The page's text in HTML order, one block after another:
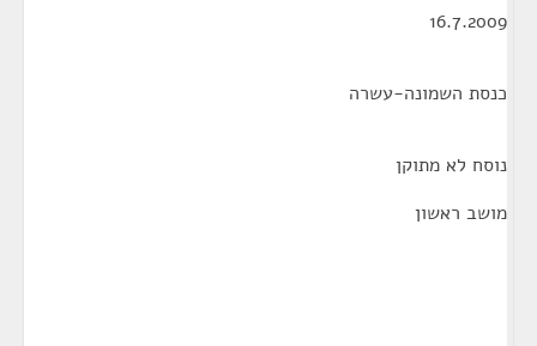
16.7.2009
כנסת השמונה-עשרה
נוסח לא מתוקן
מושב ראשון